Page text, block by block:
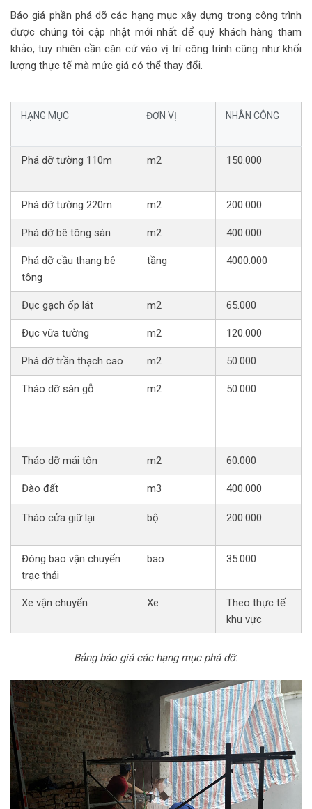
Báo giá phần phá dỡ các hạng mục xây dựng trong công trình
được chúng tôi cập nhật mới nhất để quý khách hàng tham
khảo, tuy nhiên cần căn cứ vào vị trí công trình cũng như khối
lượng thực tế mà mức giá có thể thay đổi.
HẠNG MỤC ĐƠN VỊ NHÂN CÔNG
Phá dỡ tường 110m m2 150.000
Phá dỡ tường 220m m2 200.000
Phá dỡ bê tông sàn m2 400.000
Phá dỡ cầu thang bê
tông
tầng 4000.000
Đục gạch ốp lát m2 65.000
Đục vữa tường m2 120.000
Phá dỡ trần thạch cao m2 50.000
Tháo dỡ sàn gỗ m2 50.000
Tháo dỡ mái tôn m2 60.000
Đào đất m3 400.000
Tháo cửa giữ lại bộ 200.000
Đóng bao vận chuyển
trạc thải
bao 35.000
Xe vận chuyển Xe
Theo thực tế
khu vực
Bảng báo giá các hạng mục phá dỡ.